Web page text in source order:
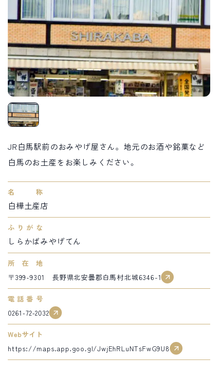
スポット紹介
白馬村観光局インフォメーション
399-9301
営業時間：9:00～17:00 定休日：無休
LIVE CAMERA
ライブカメラ
RECOMMENDATION
おすすめ情報
ABOUT HAKUBA
白馬村について
EVENTS
イベント情報
INFORMATION
お知らせ
MEISTER TOUR
マイスターツアー
STAY
宿泊施設
HAKUBA ORIGINAL
白馬村の季節 塩の道
FURUSATO TAX
ふるさと納税
検索する
会社概要
プライバシーポリシー
利用規約
JR白馬駅前のおみやげ屋さん。地元のお酒や銘菓など
白馬のお土産をお楽しみください。
名称
白樺土産店
ふりがな
しらかばみやげてん
所在地
〒399-9301 長野県北安曇郡白馬村北城6346-1
電話番号
0261-72-2032
Webサイト
https://maps.app.goo.gl/JwjEhRLuNTsFwG9U8